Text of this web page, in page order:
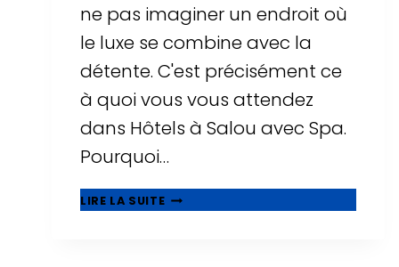
ne pas imaginer un endroit où
le luxe se combine avec la
détente. C'est précisément ce
à quoi vous vous attendez
dans Hôtels à Salou avec Spa.
Pourquoi…
LIRE LA SUITEUNE
AVENTURE